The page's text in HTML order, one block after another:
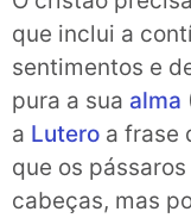
que inclui a
sentimentos e
pura a sua alma
a Lutero a frase
que os
cabeças, mas